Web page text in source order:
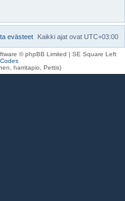
Kaikki ajat ovat UTC+03:00
evästeet
© phpBB Limited | SE Square Left
harritapio, Pettis)